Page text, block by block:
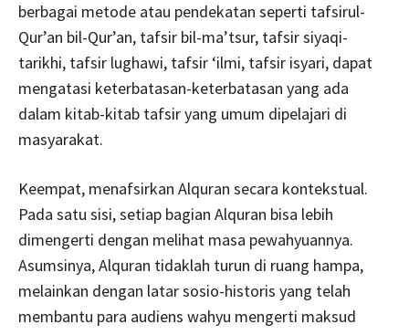
berbagai metode atau pendekatan seperti tafsirul-
Qur’an bil-Qur’an, tafsir bil-ma’tsur, tafsir siyaqi-
tarikhi, tafsir lughawi, tafsir ‘ilmi, tafsir isyari, dapat
mengatasi keterbatasan-keterbatasan yang ada
dalam kitab-kitab tafsir yang umum dipelajari di
masyarakat.
Keempat, menafsirkan Alquran secara kontekstual.
Pada satu sisi, setiap bagian Alquran bisa lebih
dimengerti dengan melihat masa pewahyuannya.
Asumsinya, Alquran tidaklah turun di ruang hampa,
melainkan dengan latar sosio-historis yang telah
membantu para audiens wahyu mengerti maksud